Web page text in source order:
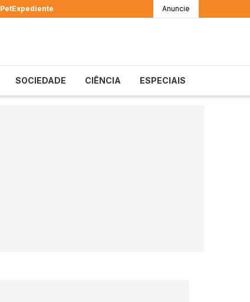
PetExpediente Anuncie
SOCIEDADE CIÊNCIA ESPECIAIS